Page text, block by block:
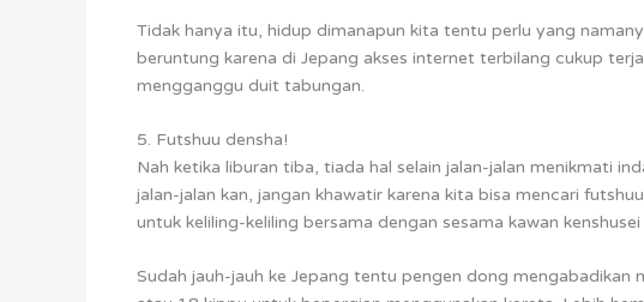
Tidak hanya itu, hidup dimanapun kita tentu perlu yang
beruntung karena di Jepang akses internet terbilang cukup
mengganggu duit tabungan.
5. Futshuu densha!
Nah ketika liburan tiba, tiada hal selain jalan-jalan menikmati
jalan-jalan kan, jangan khawatir karena kita bisa mencari
untuk keliling-keliling bersama dengan sesama kawan
Sudah jauh-jauh ke Jepang tentu pengen dong